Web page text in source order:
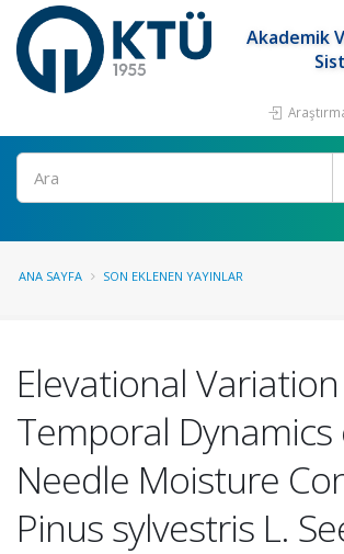
Akademik
Ara
ANA SAYFA SON EKLENEN YAYINLAR
Elevational
Temporal Dynamics
Needle Moisture
Pinus sylvestris L.